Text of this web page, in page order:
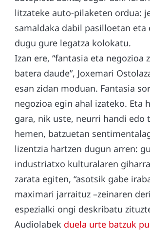
litzateke auto-pilaketen ordua:
samaldaka dabil pasilloetan eta
dugu gure legatza kolokatu.
Izan ere, “fantasia eta negozioa
batera daude”, Joxemari
esan zidan moduan. Fantasia
negozioa egin ahal izateko. Eta
gara, nik uste, neurri handi edo
hemen, batzuetan
lizentzia hartzen dugun arren:
industriatxo kulturalaren
zarata egiten, “asotsik gabe
maximari jarraituz –zeinaren
espezialki ongi deskribatu
Audiolabek duela urte batzuk